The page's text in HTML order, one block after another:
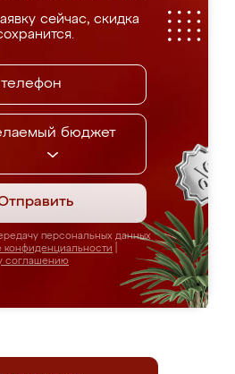
сейчас, скидка
бюджет
персональных данных
конфиденциальности
соглашению